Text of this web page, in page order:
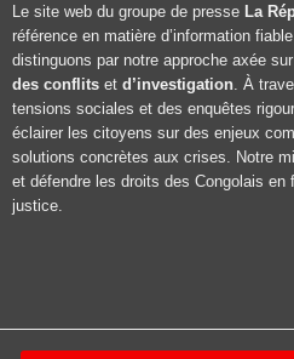
Le site web du groupe de presse La
référence en matière d’information
distinguons par notre approche axée
des conflits et d’investigation. À
tensions sociales et des enquêtes
éclairer les citoyens sur des enjeux
solutions concrètes aux crises. Notre
et défendre les droits des Congolais
justice.